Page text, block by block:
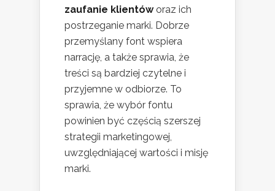
zaufanie klientóworaz ich
postrzeganie marki. Dobrze
przemyślany font wspiera
narrację, a także sprawia, że
treści są bardziej czytelne i
przyjemne w odbiorze. To
sprawia, że wybór fontu
powinien być częścią szerszej
strategii marketingowej,
uwzględniającej wartości i misję
marki.